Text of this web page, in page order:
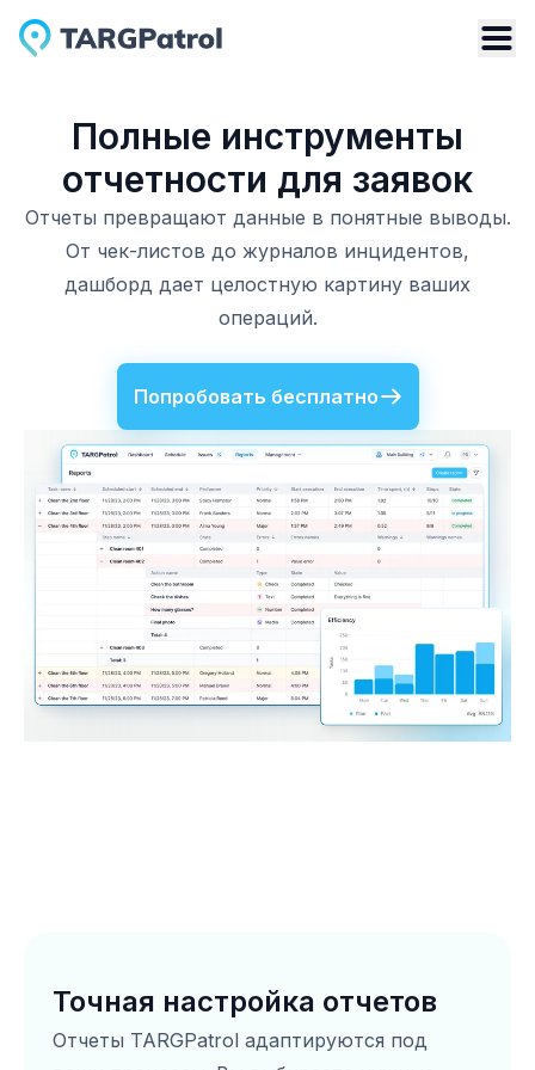
Полные инструменты
отчетности для заявок
Отчеты превращают данные в понятные выводы.
От чек-листов до журналов инцидентов,
дашборд дает целостную картину ваших
операций.
Попробовать бесплатно
Точная настройка отчетов
Отчеты TARGPatrol адаптируются под